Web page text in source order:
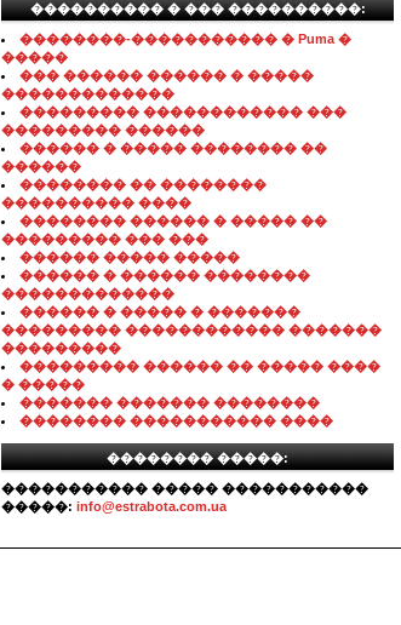
���������� � ��� ����������:
��������-����������� � Puma �
�����
��� ������ ������ � �����
�������������
��������� ������������ ���
��������� ������
������ � ����� �������� ��
������
�������� �� ��������
���������� ����
�������� ������ � ����� ��
��������� ��� ���
������ ����� �����
������ � ������ ��������
�������������
������ � ����� � �������
��������� ������������ �������
���������
��������� ������ �� ����� ����
� �����
������� ������� ��������
�������� ����������� ����
�������� �����:
����������� ����� �����������
�����: info@estrabota.com.ua